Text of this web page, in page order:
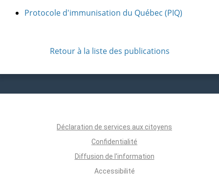
Protocole d'immunisation du Québec (PIQ)
Retour à la liste des publications
Déclaration de services aux citoyens
Confidentialité
Diffusion de l'information
Accessibilité